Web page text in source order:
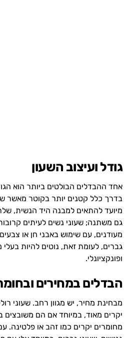
גודל ועיצוב השעון
אחד ההבדלים הבולטים ביותר הוא
בדרך כלל קטנים יותר בקוטר מאשר
מיועד להתאים למבנה היד הנשית,
גם משתנה; שעוני נשים לעיתים
מעודנים, עם שימוש באבני חן או צבעים
גברים, לעומת זאת, נוטים להיות בעלי
ופונקציונלי.
הבדלים במחירים
מבחינת מחיר, יש מגוון רחב. שעוני
יקרים מאוד, במיוחד אם הם משובצים
מחומרים יקרים כמו זהב או פלטינה.